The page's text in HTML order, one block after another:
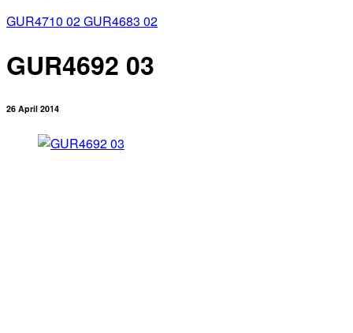
GUR4710 02GUR4683 02
GUR4692 03
26 April 2014